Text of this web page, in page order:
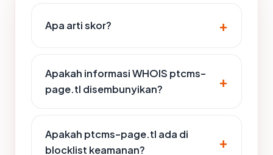
Apa arti skor?
Apakah informasi WHOIS ptcms-
page.tl disembunyikan?
Apakah ptcms-page.tl ada di
blocklist keamanan?